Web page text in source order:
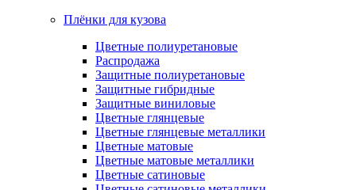
Плёнки для кузова
Цветные полиуретановые
Распродажа
Защитные полиуретановые
Защитные гибридные
Защитные виниловые
Цветные глянцевые
Цветные глянцевые металлики
Цветные матовые
Цветные матовые металлики
Цветные сатиновые